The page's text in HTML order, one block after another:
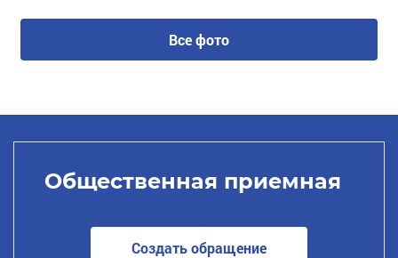
Все фото
Общественная приемная
Создать обращение